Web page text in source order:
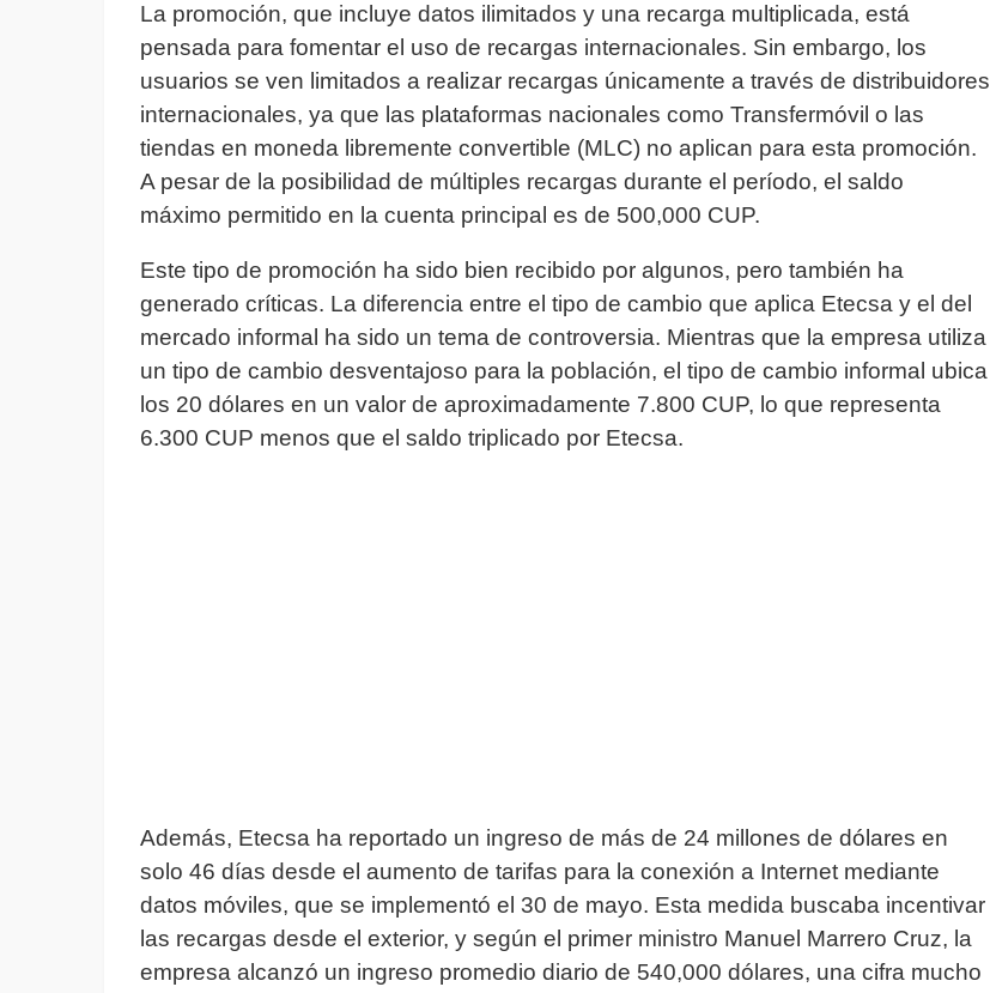
La promoción, que incluye datos ilimitados y una recarga multiplicada, está
pensada para fomentar el uso de recargas internacionales. Sin embargo, los
usuarios se ven limitados a realizar recargas únicamente a través de distribuidores
internacionales, ya que las plataformas nacionales como Transfermóvil o las
tiendas en moneda libremente convertible (MLC) no aplican para esta promoción.
A pesar de la posibilidad de múltiples recargas durante el período, el saldo
máximo permitido en la cuenta principal es de 500,000 CUP.
Este tipo de promoción ha sido bien recibido por algunos, pero también ha
generado críticas. La diferencia entre el tipo de cambio que aplica Etecsa y el del
mercado informal ha sido un tema de controversia. Mientras que la empresa utiliza
un tipo de cambio desventajoso para la población, el tipo de cambio informal ubica
los 20 dólares en un valor de aproximadamente 7.800 CUP, lo que representa
6.300 CUP menos que el saldo triplicado por Etecsa.
Además, Etecsa ha reportado un ingreso de más de 24 millones de dólares en
solo 46 días desde el aumento de tarifas para la conexión a Internet mediante
datos móviles, que se implementó el 30 de mayo. Esta medida buscaba incentivar
las recargas desde el exterior, y según el primer ministro Manuel Marrero Cruz, la
empresa alcanzó un ingreso promedio diario de 540,000 dólares, una cifra mucho